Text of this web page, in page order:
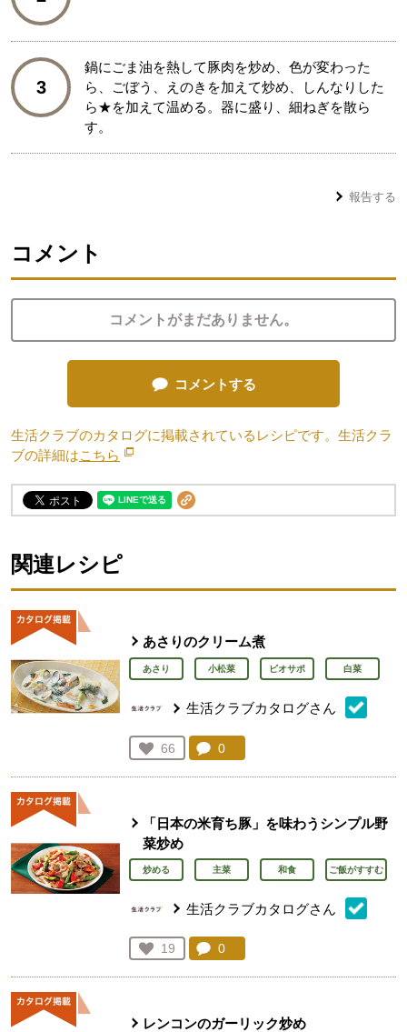
3
鍋にごま油を熱して豚肉を炒め、色が変わった
ら、ごぼう、えのきを加えて炒め、しんなりした
ら★を加えて温める。器に盛り、細ねぎを散ら
す。
報告する
コメント
コメントがまだありません。
コメントする
生活クラブのカタログに掲載されているレシピです。生活クラ
ブの詳細はこちら 別のウィンドウで開きます。
関連レシピ
あさりのクリーム煮
あさり 小松菜 ビオサポ 白菜
生活クラブカタログさん
お気に入り登録：
66
人が登録
コメント：
0
「日本の米育ち豚」を味わうシンプル野
菜炒め
炒める 主菜 和食 ご飯がすすむ
生活クラブカタログさん
お気に入り登録：
19
人が登録
コメント：
0
レンコンのガーリック炒め